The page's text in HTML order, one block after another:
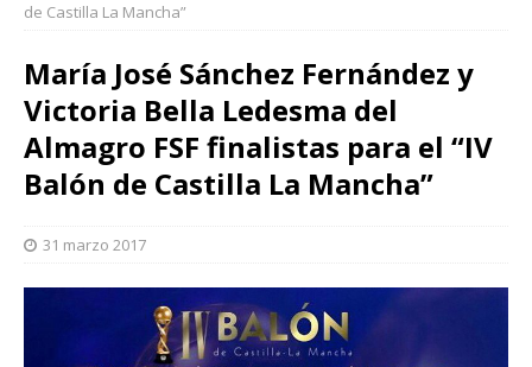
de Castilla La Mancha”
María José Sánchez Fernández y
Victoria Bella Ledesma del
Almagro FSF finalistas para el “IV
Balón de Castilla La Mancha”
31 marzo 2017